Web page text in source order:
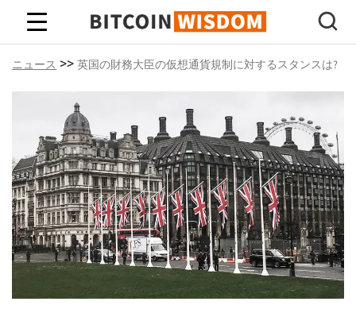
ビットコインの知恵
ニュース >> 英国の財務大臣の仮想通貨規制に対するスタンスは?